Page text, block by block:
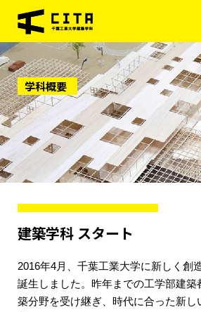
学科概要
建築学科 スタート
2016年4月、千葉工業大学に新しく創
誕生しました。昨年までの工学部建築
築分野を受け継ぎ、時代に合った新し